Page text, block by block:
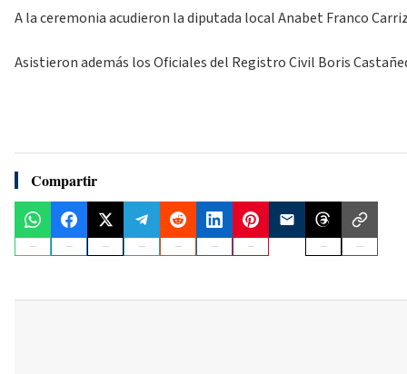
A la ceremonia acudieron la diputada local Anabet Franco
Asistieron además los Oficiales del Registro Civil Boris
Compartir